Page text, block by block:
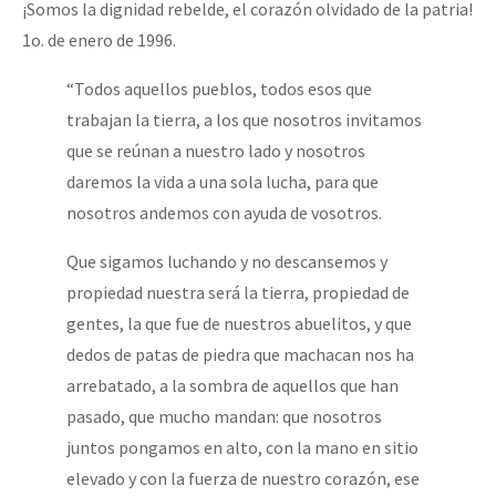
Mundo
La Sexta
AutonomÍa y Resistencia
Megaproyectos
Migración
Presos
ETIQUETAS
MULTIMEDIA
Dia 1: Encontro “Guerra contra a Humanidade”
[CDMX – 20 julio] Jornadas globales por la libertad de Jesús
“Sonhando a Terra do Bem Virá” se publica no Estado Espanhol
Se o México sabe, que o mundo saiba! Nossas lutas pela
[25 abr – CDMX] Tokín por el CNI: 30 años de Resistencia y
¡Somos la dignidad rebelde, el corazón olvidado de la patria!
1o. de enero de 1996.
“Todos aquellos pueblos, todos esos que
trabajan la tierra, a los que nosotros invitamos
que se reúnan a nuestro lado y nosotros
daremos la vida a una sola lucha, para que
nosotros andemos con ayuda de vosotros.
Que sigamos luchando y no descansemos y
propiedad nuestra será la tierra, propiedad de
gentes, la que fue de nuestros abuelitos, y que
dedos de patas de piedra que machacan nos ha
arrebatado, a la sombra de aquellos que han
pasado, que mucho mandan: que nosotros
juntos pongamos en alto, con la mano en sitio
elevado y con la fuerza de nuestro corazón, ese